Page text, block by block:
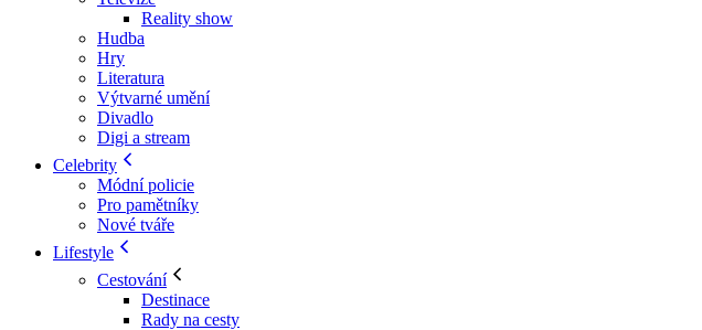
Reality show
Hudba
Hry
Literatura
Výtvarné umění
Divadlo
Digi a stream
Celebrity
Módní policie
Pro pamětníky
Nové tváře
Lifestyle
Cestování
Destinace
Rady na cesty